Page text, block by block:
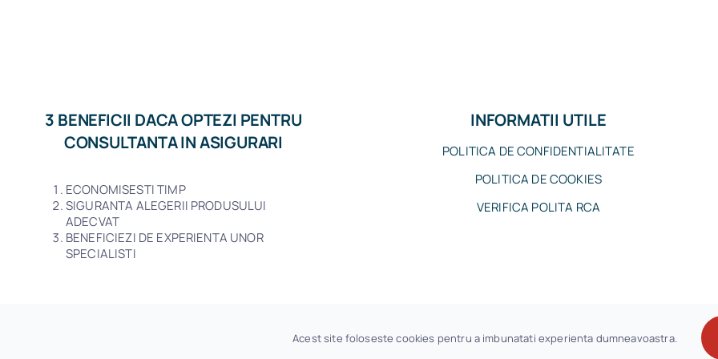
3 BENEFICII DACA OPTEZI PENTRU
CONSULTANTA IN ASIGURARI
ECONOMISESTI TIMP
SIGURANTA ALEGERII PRODUSULUI
ADECVAT
BENEFICIEZI DE EXPERIENTA UNOR
SPECIALISTI
INFORMATII UTILE
POLITICA DE CONFIDENTIALITATE
POLITICA DE COOKIES
VERIFICA POLITA RCA
© 2026 • Toate drepturile rezervate CASEA INSURANCE-AGENT DE ASIGURARE SRL• by DALLMK
Acest site foloseste cookies pentru a imbunatati experienta dumneavoastra.